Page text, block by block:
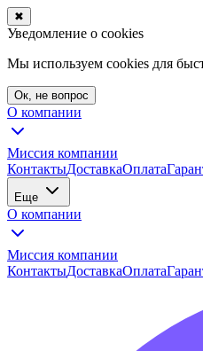
✖
Уведомление о cookies
Мы используем cookies для
Ок, не вопрос
О компании
Миссия компании
КонтактыДоставкаОплата
Еще
О компании
Миссия компании
КонтактыДоставкаОплата